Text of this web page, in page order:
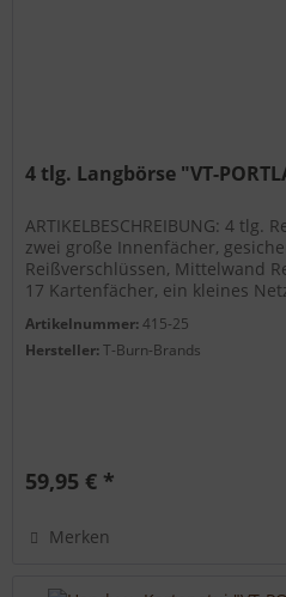
4 tlg. Langbörse "VT-
ARTIKELBESCHREIBUNG: 4 tlg.
zwei große Innenfächer,
Reißverschlüssen, Mittelwand
17 Kartenfächer, ein kleines
Artikelnummer:415-25
Hersteller:T-Burn-Brands
59,95 € *
Merken